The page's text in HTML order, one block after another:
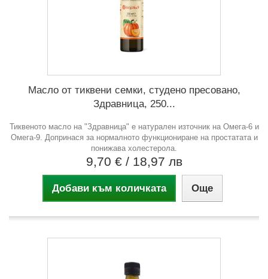
Масло от тиквени семки, студено пресовано,
Здравница, 250...
Тиквеното масло на "Здравница" е натурален източник на Омега-6 и
Омега-9. Допринася за нормалното функциониране на простатата и
понижава холестерола.
9,70 € / 18,97 лв
Добави към количката Още